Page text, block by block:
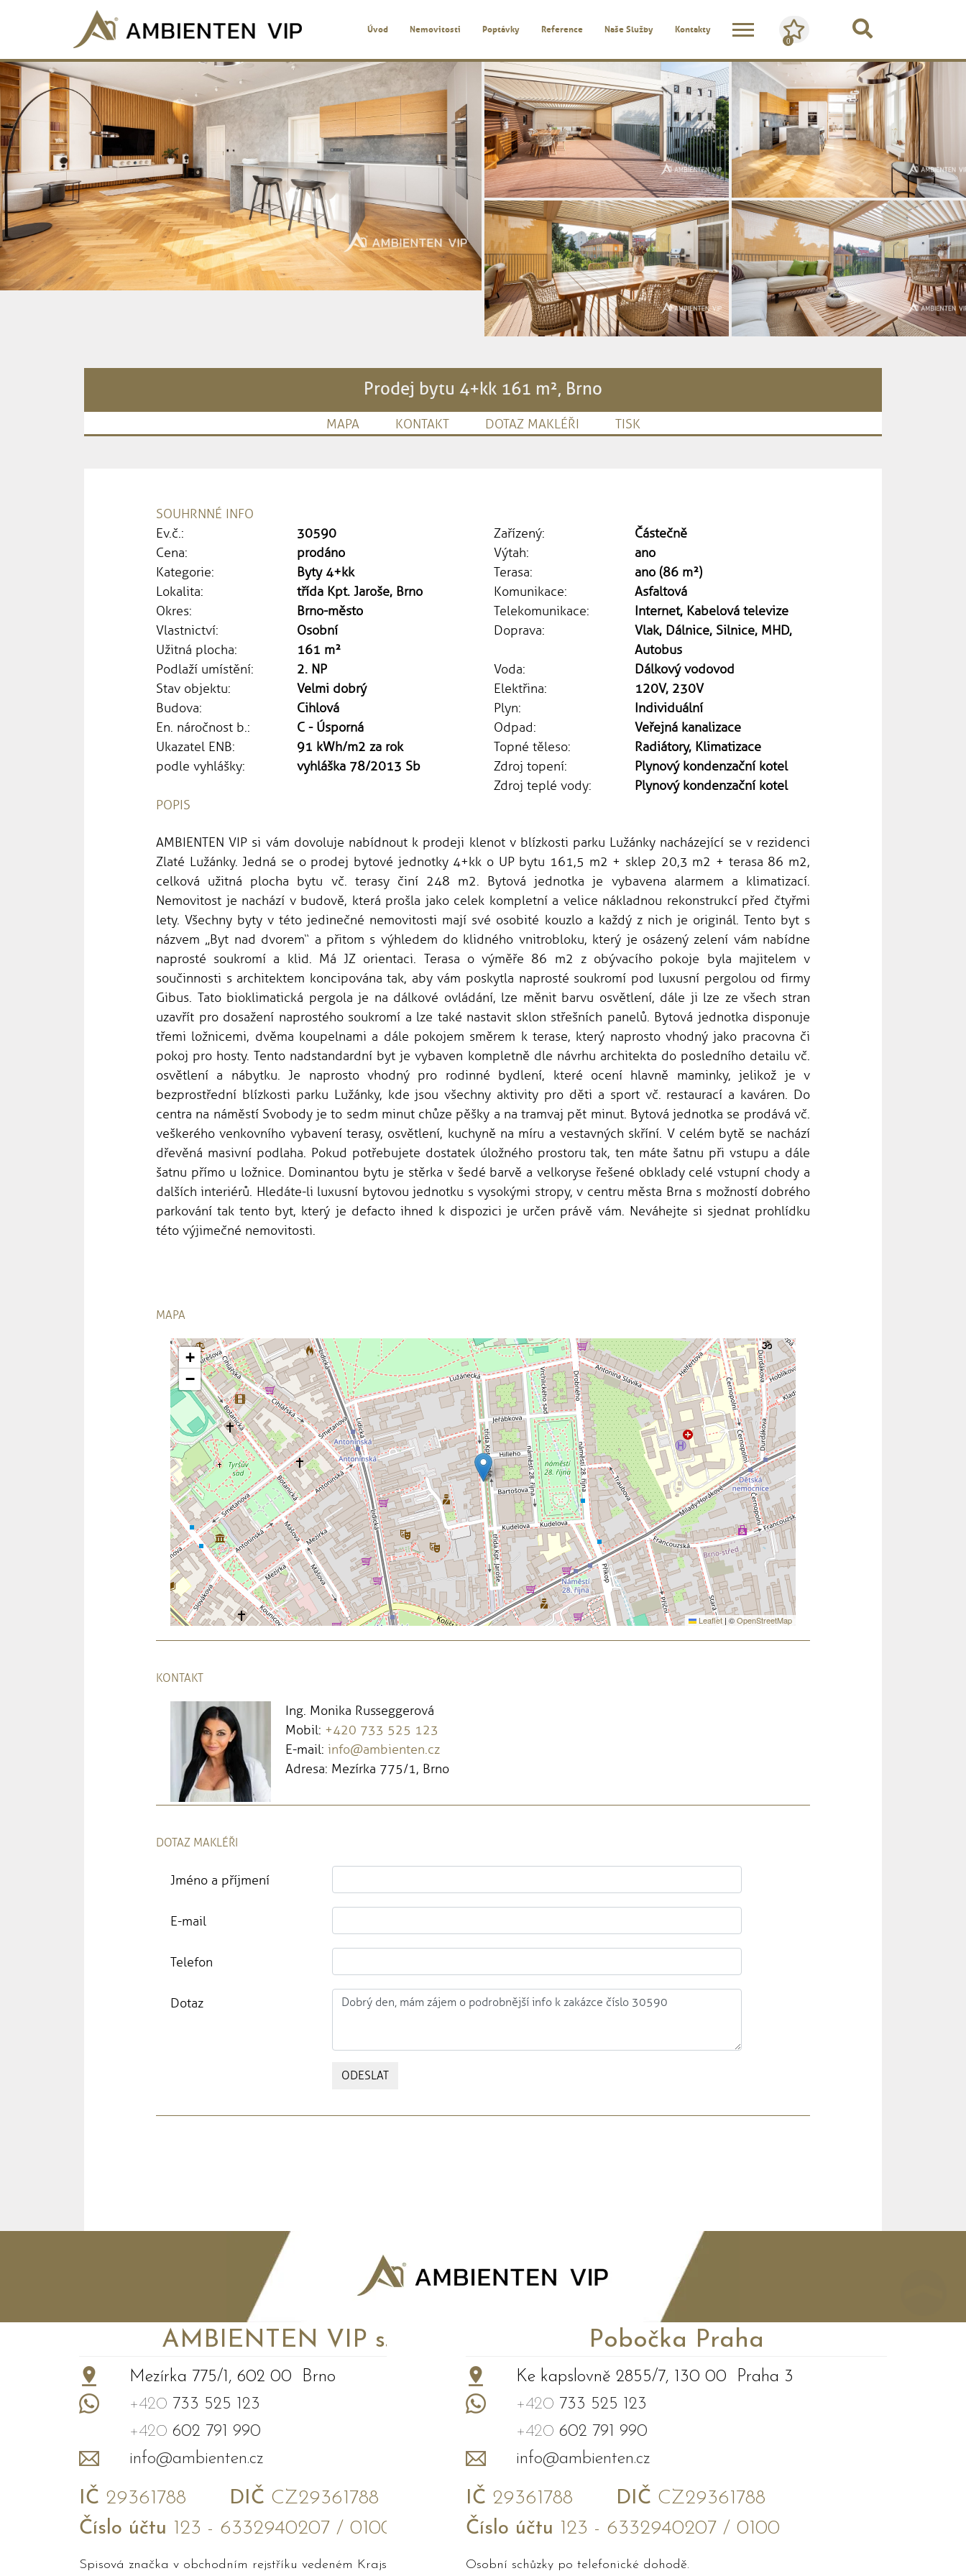
Úvod Nemovitosti Poptávky Reference Naše Služby Kontakty
0
Prodej bytu 4+kk 161 m², Brno
MAPA KONTAKT DOTAZ MAKLÉŘI TISK
SOUHRNNÉ INFO
Ev.č.:
30590
Cena:
prodáno
Kategorie:
Byty 4+kk
Lokalita:
třída Kpt. Jaroše, Brno
Okres:
Brno-město
Vlastnictví:
Osobní
Užitná plocha:
161 m²
Podlaží umístění:
2. NP
Stav objektu:
Velmi dobrý
Budova:
Cihlová
En. náročnost b.:
C - Úsporná
Ukazatel ENB:
91 kWh/m2 za rok
podle vyhlášky:
vyhláška 78/2013 Sb
Zařízený:
Částečně
Výtah:
ano
Terasa:
ano (86 m²)
Komunikace:
Asfaltová
Telekomunikace:
Internet, Kabelová televize
Doprava:
Vlak, Dálnice, Silnice, MHD,
Autobus
Voda:
Dálkový vodovod
Elektřina:
120V, 230V
Plyn:
Individuální
Odpad:
Veřejná kanalizace
Topné těleso:
Radiátory, Klimatizace
Zdroj topení:
Plynový kondenzační kotel
Zdroj teplé vody:
Plynový kondenzační kotel
POPIS
AMBIENTEN VIP si vám dovoluje nabídnout k prodeji klenot v blízkosti parku Lužánky nacházející se v rezidenci
Zlaté Lužánky. Jedná se o prodej bytové jednotky 4+kk o UP bytu 161,5 m2 + sklep 20,3 m2 + terasa 86 m2,
celková užitná plocha bytu vč. terasy činí 248 m2. Bytová jednotka je vybavena alarmem a klimatizací.
Nemovitost je nachází v budově, která prošla jako celek kompletní a velice nákladnou rekonstrukcí před čtyřmi
lety. Všechny byty v této jedinečné nemovitosti mají své osobité kouzlo a každý z nich je originál. Tento byt s
názvem „Byt nad dvorem“ a přitom s výhledem do klidného vnitrobloku, který je osázený zelení vám nabídne
naprosté soukromí a klid. Má JZ orientaci. Terasa o výměře 86 m2 z obývacího pokoje byla majitelem v
součinnosti s architektem koncipována tak, aby vám poskytla naprosté soukromí pod luxusní pergolou od firmy
Gibus. Tato bioklimatická pergola je na dálkové ovládání, lze měnit barvu osvětlení, dále ji lze ze všech stran
uzavřít pro dosažení naprostého soukromí a lze také nastavit sklon střešních panelů. Bytová jednotka disponuje
třemi ložnicemi, dvěma koupelnami a dále pokojem směrem k terase, který naprosto vhodný jako pracovna či
pokoj pro hosty. Tento nadstandardní byt je vybaven kompletně dle návrhu architekta do posledního detailu vč.
osvětlení a nábytku. Je naprosto vhodný pro rodinné bydlení, které ocení hlavně maminky, jelikož je v
bezprostřední blízkosti parku Lužánky, kde jsou všechny aktivity pro děti a sport vč. restaurací a kaváren. Do
centra na náměstí Svobody je to sedm minut chůze pěšky a na tramvaj pět minut. Bytová jednotka se prodává vč.
veškerého venkovního vybavení terasy, osvětlení, kuchyně na míru a vestavných skříní. V celém bytě se nachází
dřevěná masivní podlaha. Pokud potřebujete dostatek úložného prostoru tak, ten máte šatnu při vstupu a dále
šatnu přímo u ložnice. Dominantou bytu je stěrka v šedé barvě a velkoryse řešené obklady celé vstupní chody a
dalších interiérů. Hledáte-li luxusní bytovou jednotku s vysokými stropy, v centru města Brna s možností dobrého
parkování tak tento byt, který je defacto ihned k dispozici je určen právě vám. Neváhejte si sjednat prohlídku
této výjimečné nemovitosti.
MAPA
+
−
Leaflet | ©OpenStreetMap
KONTAKT
Ing. Monika Russeggerová
Mobil: +420 733 525 123
E-mail: info@ambienten.cz
Adresa: Mezírka 775/1, Brno
DOTAZ MAKLÉŘI
Jméno a příjmení
E-mail
Telefon
Dotaz
ODESLAT
AMBIENTEN VIP s.r.o.
Mezírka 775/1, 602 00 Brno
+420 733 525 123
+420 602 791 990
info@ambienten.cz
IČ 29361788 DIČ CZ29361788
Číslo účtu 123 - 6332940207 / 0100
Spisová značka v obchodním rejstříku vedeném Krajským soudem v Brně
Pobočka Praha
Ke kapslovně 2855/7, 130 00 Praha 3
+420 733 525 123
+420 602 791 990
info@ambienten.cz
IČ 29361788 DIČ CZ29361788
Číslo účtu 123 - 6332940207 / 0100
Osobní schůzky po telefonické dohodě.